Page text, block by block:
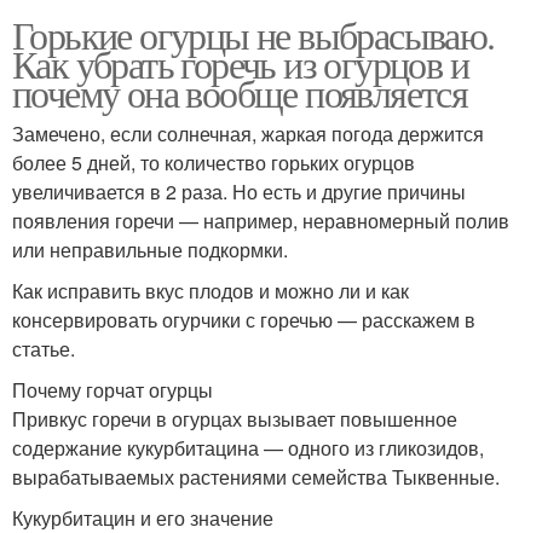
Горькие огурцы не выбрасываю.
Как убрать горечь из огурцов и
почему она вообще появляется
Замечено, если солнечная, жаркая погода держится
более 5 дней, то количество горьких огурцов
увеличивается в 2 раза. Но есть и другие причины
появления горечи — например, неравномерный полив
или неправильные подкормки.
Как исправить вкус плодов и можно ли и как
консервировать огурчики с горечью — расскажем в
статье.
Почему горчат огурцы
Привкус горечи в огурцах вызывает повышенное
содержание кукурбитацина — одного из гликозидов,
вырабатываемых растениями семейства Тыквенные.
Кукурбитацин и его значение